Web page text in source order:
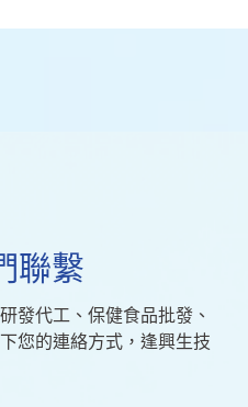
聯繫
發代工、保健食品批發、
您的連絡方式，逢興生技